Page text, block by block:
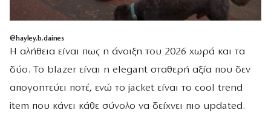
@hayley.b.daines
Η αλήθεια είναι πως η άνοιξη του 2026 χωρά και τα
δύο. Το blazer είναι η elegant σταθερή αξία που δεν
απογοητεύει ποτέ, ενώ το jacket είναι το cool trend
item που κάνει κάθε σύνολο να δείχνει πιο updated.